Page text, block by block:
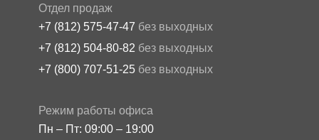
Отдел продаж
+7 (812) 575-47-47 без выходных
+7 (812) 504-80-82 без выходных
+7 (800) 707-51-25 без выходных
Режим работы офиса
Пн – Пт: 09:00 – 19:00